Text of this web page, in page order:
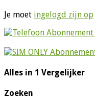
Je moet ingelogd zijn op
Alles in 1 Vergelijker
Zoeken